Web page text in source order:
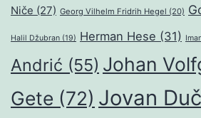
Niče (27) Georg Vilhelm Fridrih Hegel (20)
Halil Džubran (19) Herman Hese (31)
Andrić (55) Johan
Gete (72) Jovan